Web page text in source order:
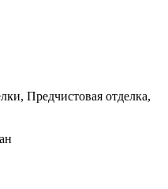
Предчистовая отделка,